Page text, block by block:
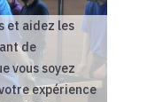
et aidez les
de
vous soyez
expérience